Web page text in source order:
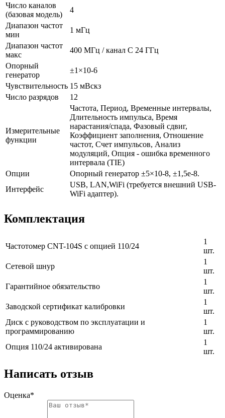
Число каналов
(базовая модель)
4
Диапазон частот
мин
1 мГц
Диапазон частот
макс
400 МГц / канал C 24 ГГц
Опорный
генератор
±1×10-6
Чувствительность 15 мВскз
Число разрядов
12
Измерительные
функции
Частота, Период, Временные интервалы,
Длительность импульса, Время
нарастания/спада, Фазовый сдвиг,
Коэффициент заполнения, Отношение
частот, Счет импульсов, Анализ
модуляций, Опция - ошибка временного
интервала (TIE)
Опции
Опорный генератор ±5×10-8, ±1,5e-8.
Интерфейс
USB, LAN,WiFi (требуется внешний USB-
WiFi адаптер).
Комплектация
Частотомер CNT-104S с опцией 110/24
1
шт.
Сетевой шнур
1
шт.
Гарантийное обязательство
1
шт.
Заводской сертификат калибровки
1
шт.
Диск с руководством по эксплуатации и
программированию
1
шт.
Опция 110/24 активирована
1
шт.
Написать отзыв
Оценка*